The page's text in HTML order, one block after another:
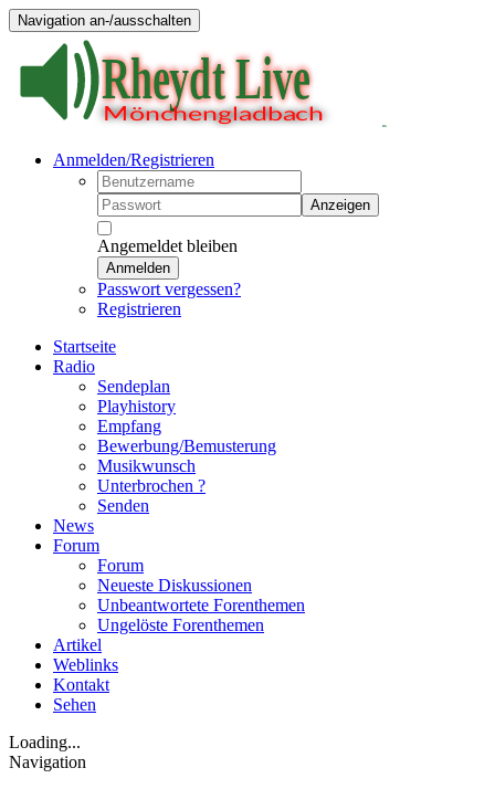
Navigation an-/ausschalten
Anmelden/Registrieren
Anzeigen
Angemeldet bleiben
Anmelden
Passwort vergessen?
Registrieren
Startseite
Radio
Sendeplan
Playhistory
Empfang
Bewerbung/Bemusterung
Musikwunsch
Unterbrochen ?
Senden
News
Forum
Forum
Neueste Diskussionen
Unbeantwortete Forenthemen
Ungelöste Forenthemen
Artikel
Weblinks
Kontakt
Sehen
Loading...
Navigation